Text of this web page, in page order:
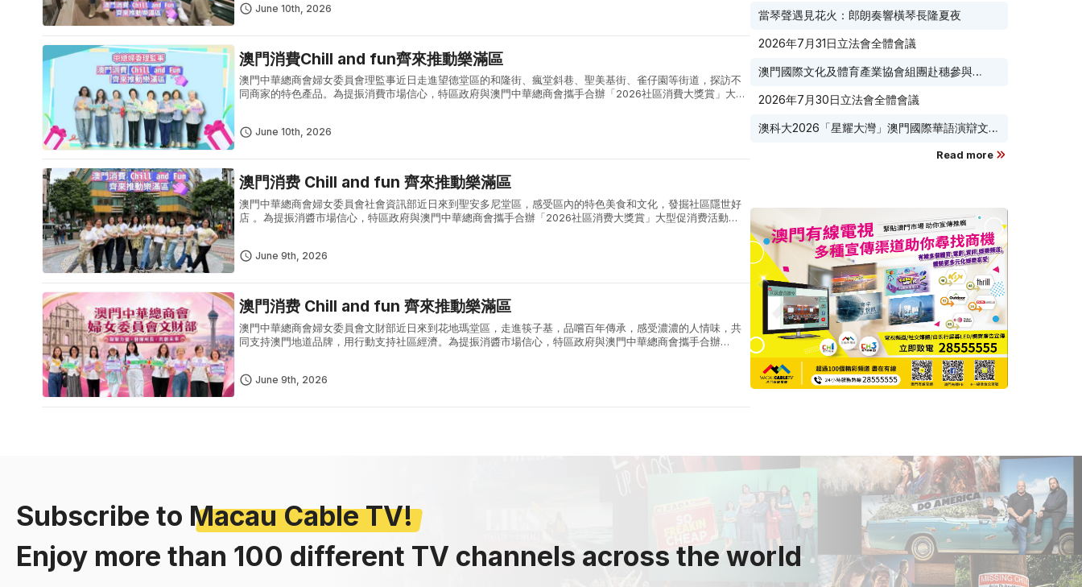
June 10th, 2026
澳門消費Chill and fun齊來推動樂滿區
澳門中華總商會婦女委員會理監事近日走進望德堂區的和隆街、瘋堂斜巷、聖美基街、雀仔園等街道，探訪不
同商家的特色產品。為提振消費市場信心，特區政府與澳門中華總商會攜手合辦「2026社區消費大獎賞」大型
June 10th, 2026
澳門消费 Chill and fun 齊來推動樂滿區
澳門中華總商會婦女委員會社會資訊部近日來到聖安多尼堂區，感受區內的特色美食和文化，發掘社區隱世好
店 。為提振消醬市場信心，特區政府與澳門中華總商會攜手合辦「2026社區消费大獎賞」大型促消费活動，
June 9th, 2026
澳門消费 Chill and fun 齊來推動樂滿區
澳門中華總商會婦女委員會文財部近日來到花地瑪堂區，走進筷子基，品嚐百年傳承，感受濃濃的人情味，共
同支持澳門地道品牌，用行動支持社區經濟。為提振消醬市場信心，特區政府與澳門中華總商會攜手合辦
June 9th, 2026
當琴聲遇見花火：郎朗奏響橫琴長隆夏夜
2026年7月31日立法會全體會議
澳門國際文化及體育產業協會組團赴穗參與
向葡西語市場
2026年7月30日立法會全體會議
澳科大2026「星耀大灣」澳門國際華語演辯文化
Read more
Subscribe to Macau Cable TV!
Enjoy more than 100 different TV channels across the world